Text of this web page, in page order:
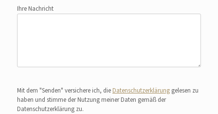
Ihre Nachricht
Mit dem "Senden" versichere ich, die Datenschutzerklärung gelesen zu
haben und stimme der Nutzung meiner Daten gemäß der
Datenschutzerklärung zu.